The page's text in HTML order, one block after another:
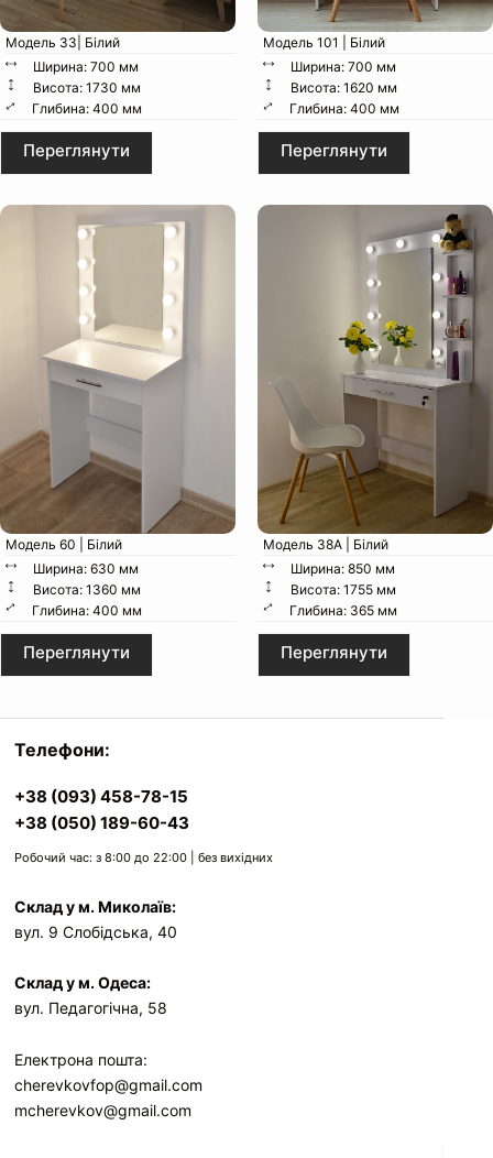
Глибина:
Висота:
Вага:
Пакунок:
Особливості конструкції:
Модель 33| Білий
Ширина: 700 мм
Висота: 1730 мм
Глибина: 400 мм
Переглянути
Модель 101 | Білий
Ширина: 700 мм
Висота: 1620 мм
Глибина: 400 мм
Переглянути
Модель 60 | Білий
Ширина: 630 мм
Висота: 1360 мм
Глибина: 400 мм
Переглянути
Модель 38А | Білий
Ширина: 850 мм
Висота: 1755 мм
Глибина: 365 мм
Переглянути
Телефони:
+38 (093) 458-78-15
+38 (050) 189-60-43
Робочий час: з 8:00 до 22:00 | без вихідних
Склад у м. Миколаїв:
вул. 9 Слобідська, 40
Склад у м. Одеса:
вул. Педагогічна, 58
Електрона пошта:
cherevkovfop@gmail.com
mcherevkov@gmail.com